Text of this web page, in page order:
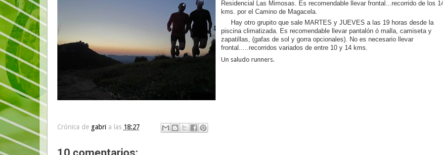
Residencial Las Mimosas. Es recomendable llevar frontal...recorrido de los
kms. por el Camino de Magacela.
Hay otro grupito que sale MARTES y JUEVES a las 19 horas desde la
piscina climatizada. Es recomendable llevar pantalón ó malla, camiseta y
zapatillas, (gafas de sol y gorra opcionales). No es necesario llevar
frontal.....recorridos variados de entre 10 y 14 kms.
Un saludo runners.
Crónica de gabri a las 18:27